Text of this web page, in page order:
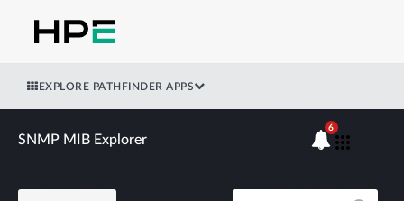
EXPLORE PATHFINDER APPS
SNMP MIB Explorer
6